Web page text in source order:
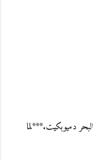
دميوبكيت.***لما